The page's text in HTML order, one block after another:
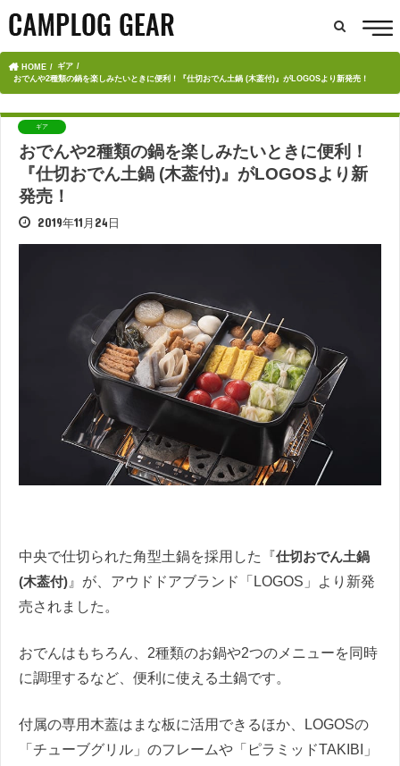
HOME
ギア
おでんや2種類の鍋を楽しみたいときに便利！『仕切おでん土鍋 (木葢付)』がLOGOSより新発売！
ギア
おでんや2種類の鍋を楽しみたいときに便利！
『仕切おでん土鍋 (木葢付)』がLOGOSより新
発売！
2019年11月24日
中央で仕切られた角型土鍋を採用した『仕切おでん土鍋
(木葢付) 』が、アウドドアブランド「LOGOS」より新発
売されました。
おでんはもちろん、2種類のお鍋や2つのメニューを同時
に調理するなど、便利に使える土鍋です。
付属の専用木蓋はまな板に活用できるほか、LOGOSの
「チューブグリル」のフレームや「ピラミッドTAKIBI」